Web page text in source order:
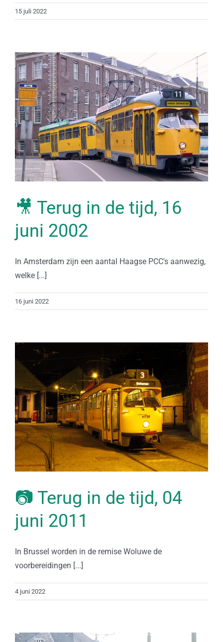
15 juli 2022
🎥 Terug in de tijd, 16
juni 2002
In Amsterdam zijn een aantal Haagse PCC's aanwezig,
welke [...]
16 juni 2022
📷 Terug in de tijd, 04
juni 2011
In Brussel worden in de remise Woluwe de
voorbereidingen [...]
4 juni 2022